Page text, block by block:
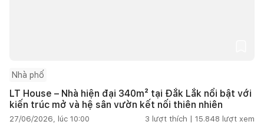
Nhà phố
LT House – Nhà hiện đại 340m² tại Đắk Lắk nổi bật với
kiến trúc mở và hệ sân vườn kết nối thiên nhiên
27/06/2026, lúc 10:00 3 lượt thích | 15.848 lượt xem